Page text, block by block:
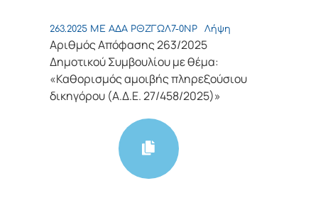
263.2025 ΜΕ ΑΔΑ ΡΘΖΓΩΛ7-0ΝΡ Λήψη
Αριθμός Απόφασης 263/2025
Δημοτικού Συμβουλίου με θέμα:
«Καθορισμός αμοιβής πληρεξούσιου
δικηγόρου (Α.Δ.Ε. 27/458/2025)»